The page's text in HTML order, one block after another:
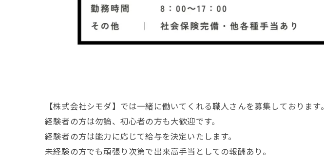
【株式会社シモダ】では一緒に働いてくれる職人さんを募集しております。
経験者の方は勿論、初心者の方も大歓迎です。
経験者の方は能力に応じて給与を決定いたします。
未経験の方でも頑張り次第で出来高手当としての報酬あり。